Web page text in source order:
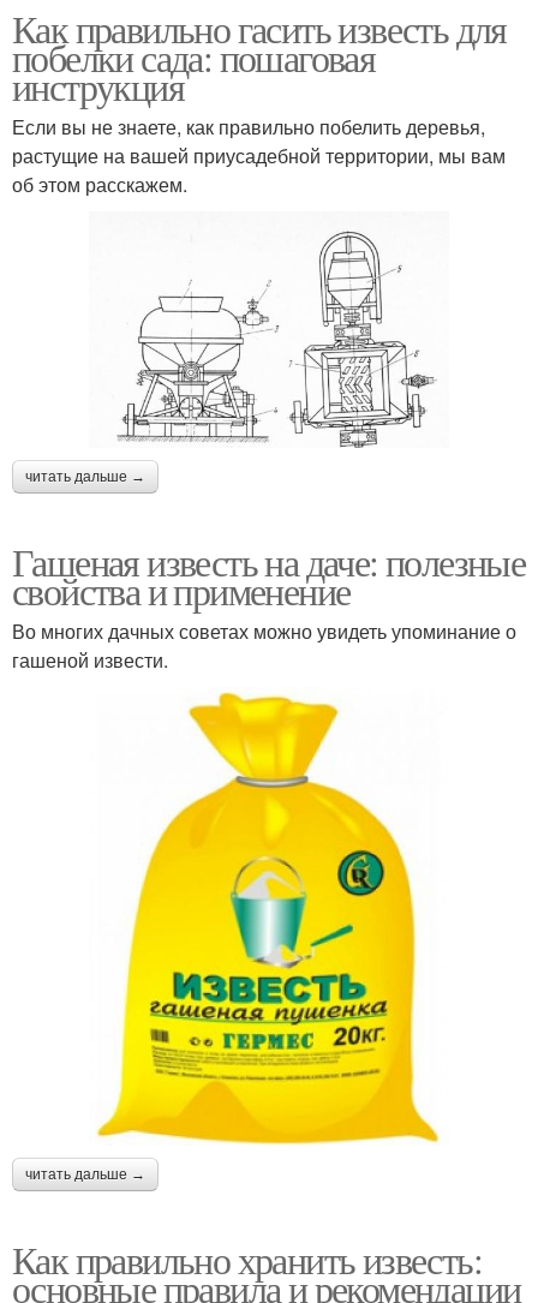
Как правильно гасить известь для
побелки сада: пошаговая
инструкция
Если вы не знаете, как правильно побелить деревья,
растущие на вашей приусадебной территории, мы вам
об этом расскажем.
читать дальше →
Гашеная известь на даче: полезные
свойства и применение
Во многих дачных советах можно увидеть упоминание о
гашеной извести.
читать дальше →
Как правильно хранить известь:
основные правила и рекомендации